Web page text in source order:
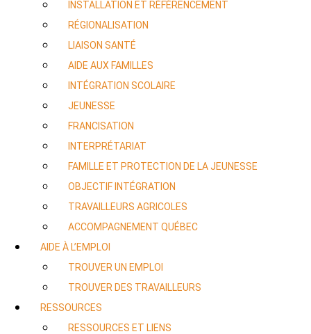
INSTALLATION ET RÉFÉRENCEMENT
RÉGIONALISATION
LIAISON SANTÉ
AIDE AUX FAMILLES
INTÉGRATION SCOLAIRE
JEUNESSE
FRANCISATION
INTERPRÉTARIAT
FAMILLE ET PROTECTION DE LA JEUNESSE
OBJECTIF INTÉGRATION
TRAVAILLEURS AGRICOLES
ACCOMPAGNEMENT QUÉBEC
AIDE À L’EMPLOI
TROUVER UN EMPLOI
TROUVER DES TRAVAILLEURS
RESSOURCES
RESSOURCES ET LIENS